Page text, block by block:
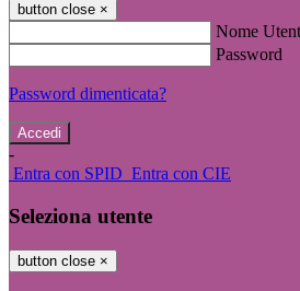
button close ×
Nome
Password
Password dimenticata?
-
Entra con SPID Entra con CIE
Seleziona utente
button close ×